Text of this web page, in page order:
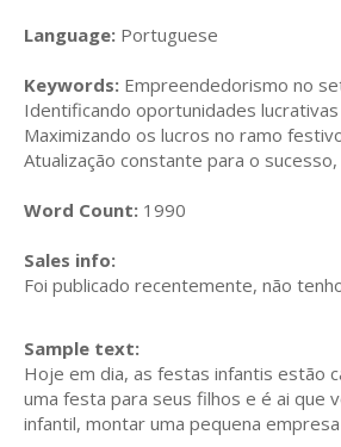
Language: Portuguese
Keywords: Empreendedorismo no
Identificando oportunidades
Maximizando os lucros no ramo
Atualização constante para o
Word Count: 1990
Sales info:
Foi publicado recentemente, não
Sample text:
Hoje em dia, as festas infantis estão
uma festa para seus filhos e é ai que
infantil, montar uma pequena